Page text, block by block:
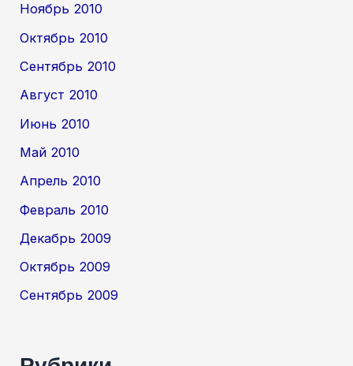
Ноябрь 2010
Октябрь 2010
Сентябрь 2010
Август 2010
Июнь 2010
Май 2010
Апрель 2010
Февраль 2010
Декабрь 2009
Октябрь 2009
Сентябрь 2009